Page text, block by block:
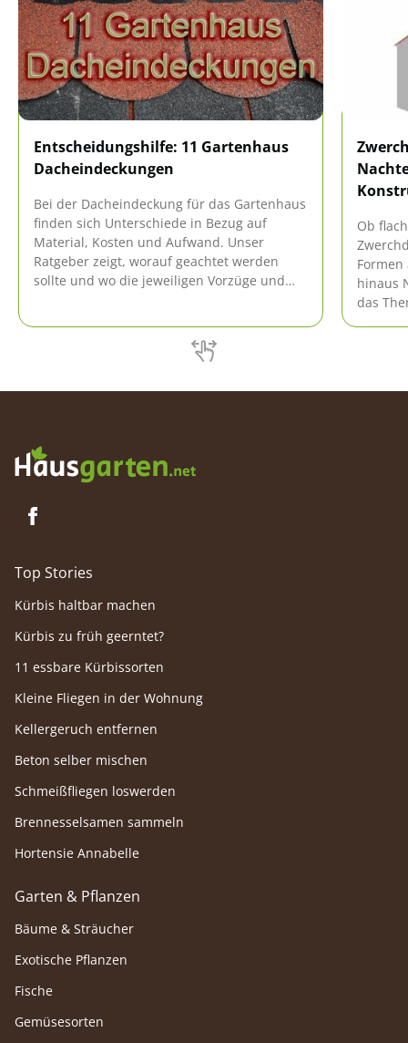
Entscheidungshilfe: 11 Gartenhaus
Dacheindeckungen
Bei der Dacheindeckung für das Gartenhaus
finden sich Unterschiede in Bezug auf
Material, Kosten und Aufwand. Unser
Ratgeber zeigt, worauf geachtet werden
sollte und wo die jeweiligen Vorzüge und
Ob
hinaus
das
Top Stories
Kürbis haltbar machen
Kürbis zu früh geerntet?
11 essbare Kürbissorten
Kleine Fliegen in der Wohnung
Kellergeruch entfernen
Beton selber mischen
Schmeißfliegen loswerden
Brennesselsamen sammeln
Hortensie Annabelle
Garten & Pflanzen
Bäume & Sträucher
Exotische Pflanzen
Fische
Gemüsesorten